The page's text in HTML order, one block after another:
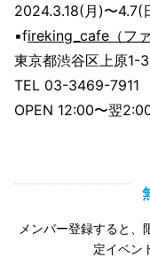
2024.3.18(月)〜4.7(
▪️fireking_cafe（フ
東京都渋谷区上原1-
TEL 03-3469-7911
OPEN 12:00〜翌
メンバー登録すると
定イベン